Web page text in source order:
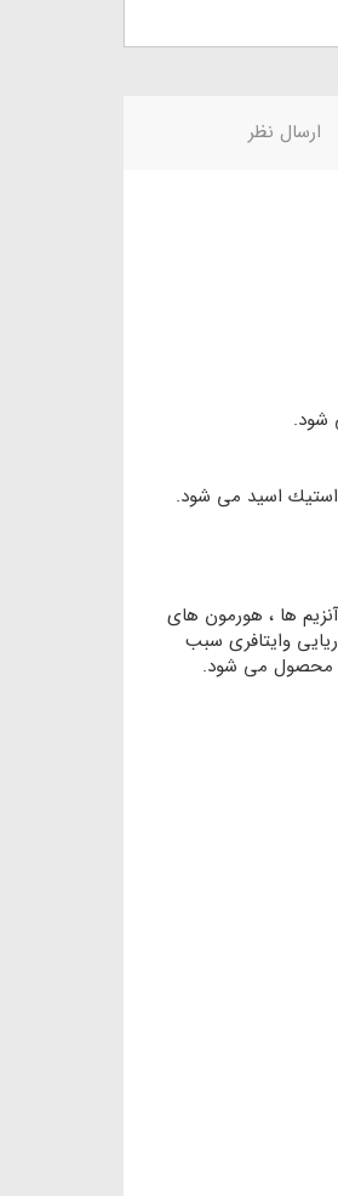
ارسال نظر
شود.
استيك اسيد می شود.
ها ، هورمون های
وایتافری سبب
محصول می شود.